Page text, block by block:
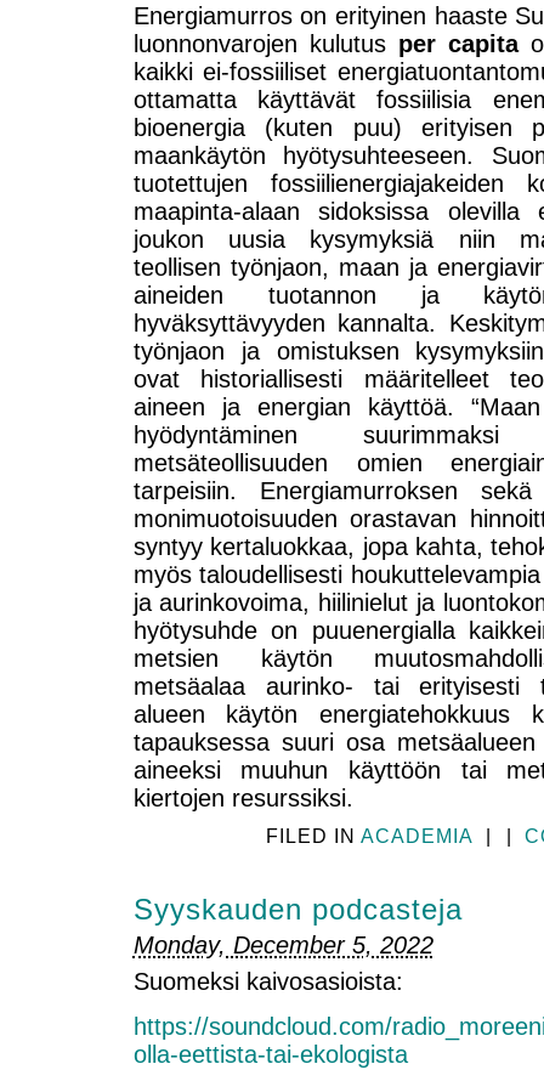
Energiamurros on erityinen haaste
luonnonvarojen kulutus per capita
kaikki ei-fossiiliset
ottamatta käyttävät fossiilisia
bioenergia (kuten puu) erityisen
maankäytön hyötysuhteeseen.
tuotettujen fossiilienergiajakeiden
maapinta-alaan sidoksissa olevilla
joukon uusia kysymyksiä niin
teollisen työnjaon, maan ja
aineiden tuotannon ja
hyväksyttävyyden kannalta.
työnjaon ja omistuksen
ovat historiallisesti määritelleet
aineen ja energian käyttöä.
hyödyntäminen
metsäteollisuuden omien
tarpeisiin. Energiamurroksen
monimuotoisuuden orastavan
syntyy kertaluokkaa, jopa kahta,
myös taloudellisesti
ja aurinkovoima, hiilinielut ja
hyötysuhde on puuenergialla
metsien käytön
metsäalaa aurinko- tai erityisesti
alueen käytön energiatehokkuus
tapauksessa suuri osa
aineeksi muuhun käyttöön tai
kiertojen resurssiksi.
FILED INACADEMIA
Syyskauden podcasteja
Monday, December 5, 2022
Suomeksi kaivosasioista:
https://soundcloud.com/
olla-eettista-tai-ekologista